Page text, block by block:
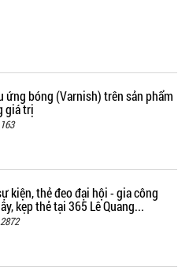
ứng bóng (Varnish) trên sản phẩm
giá trị
163
kiện, thẻ đeo đại hội - gia công
kẹp thẻ tại 365 Lê Quang...
2872